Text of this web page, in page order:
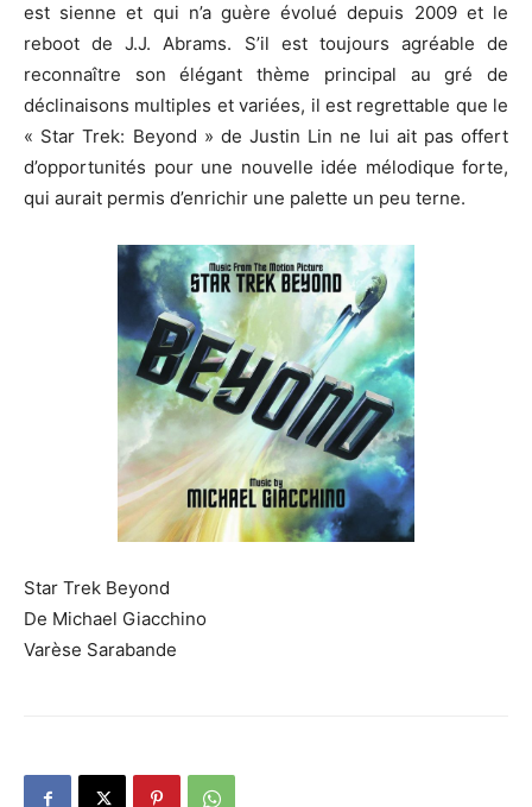
est sienne et qui n’a guère évolué depuis 2009 et le
reboot de J.J. Abrams. S’il est toujours agréable de
reconnaître son élégant thème principal au gré de
déclinaisons multiples et variées, il est regrettable que le
« Star Trek: Beyond » de Justin Lin ne lui ait pas offert
d’opportunités pour une nouvelle idée mélodique forte,
qui aurait permis d’enrichir une palette un peu terne.
Star Trek Beyond
De Michael Giacchino
Varèse Sarabande